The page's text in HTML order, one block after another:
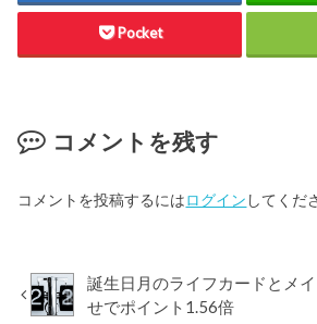
Pocket
コメントを残す
コメントを投稿するにはログイン してくだ
誕生日月のライフカードとメ
せでポイント1.56倍